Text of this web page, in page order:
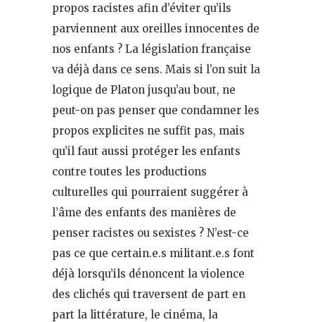
propos racistes afin d’éviter qu’ils
parviennent aux oreilles innocentes de
nos enfants ? La législation française
va déjà dans ce sens. Mais si l’on suit la
logique de Platon jusqu’au bout, ne
peut-on pas penser que condamner les
propos explicites ne suffit pas, mais
qu’il faut aussi protéger les enfants
contre toutes les productions
culturelles qui pourraient suggérer à
l’âme des enfants des manières de
penser racistes ou sexistes ? N’est-ce
pas ce que certain.e.s militant.e.s font
déjà lorsqu’ils dénoncent la violence
des clichés qui traversent de part en
part la littérature, le cinéma, la